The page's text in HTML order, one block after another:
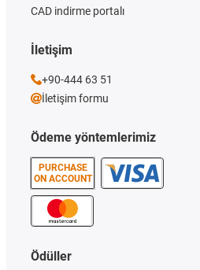
Ödeme yöntemlerimiz
PURCHASE
ON ACCOUNT
CAD indirme portalı
Ödüller
İletişim
+90-444 63 51
İletişim formu